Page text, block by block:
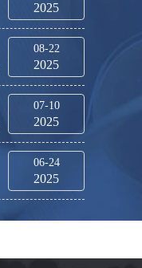
2025
08-22
2025
07-10
2025
06-24
2025